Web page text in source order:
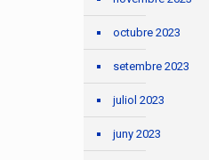
octubre 2023
setembre 2023
juliol 2023
juny 2023